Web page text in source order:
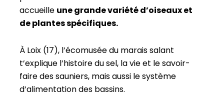
accueille une grande variété d’oiseaux et
de plantes spécifiques.
À Loix (17), l’écomusée du marais salant
t’explique l’histoire du sel, la vie et le savoir-
faire des sauniers, mais aussi le système
d’alimentation des bassins.